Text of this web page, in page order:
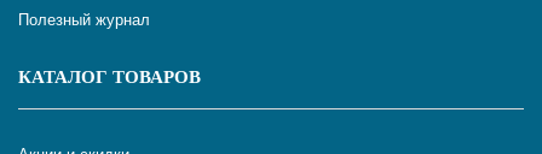
Полезный журнал
КАТАЛОГ ТОВАРОВ